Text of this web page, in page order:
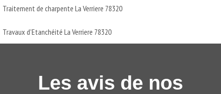
Traitement de charpente La Verriere 78320
Travaux d'Etanchéité La Verriere 78320
Les avis de nos